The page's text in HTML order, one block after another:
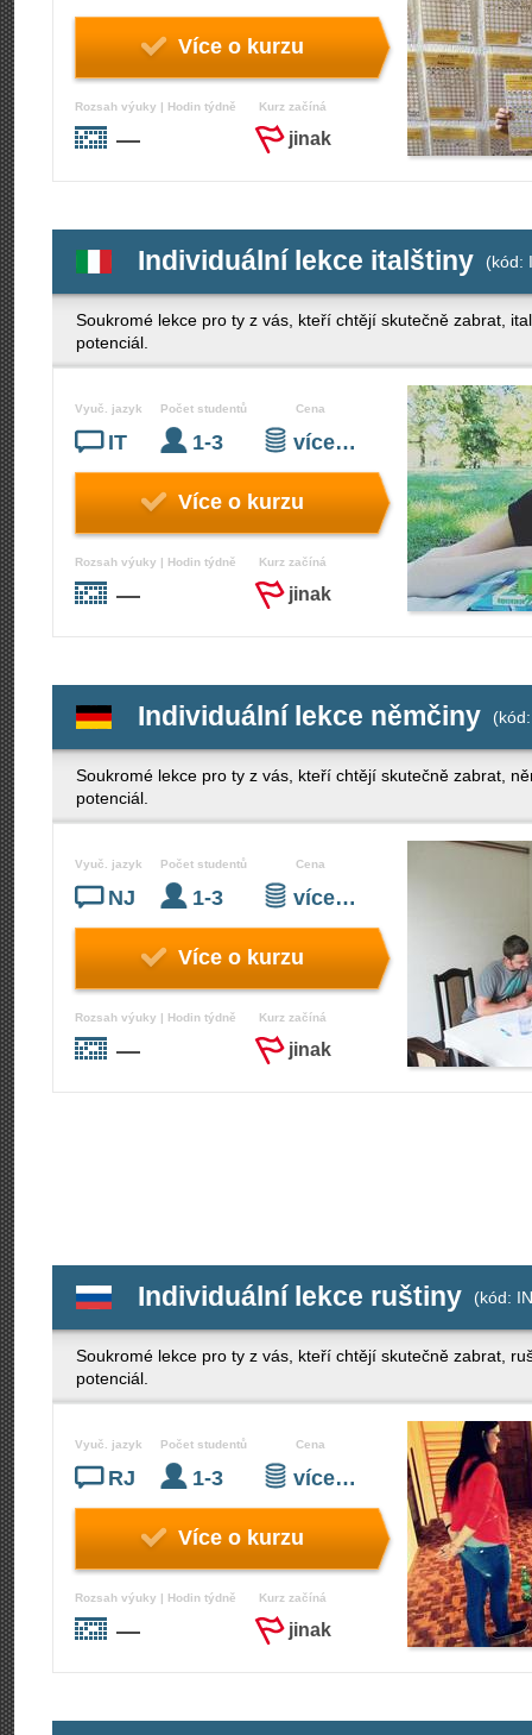
Více o kurzu
Rozsah výuky | Hodin týdně
—
Kurz začíná
jinak
Individuální lekce italštiny (kód:
Soukromé lekce pro ty z vás, kteří chtějí skutečně zabrat,
potenciál.
Vyuč. jazyk
IT
Počet studentů
1-3
Cena
více…
Více o kurzu
Rozsah výuky | Hodin týdně
—
Kurz začíná
jinak
Individuální lekce němčiny
Soukromé lekce pro ty z vás, kteří chtějí skutečně zabrat,
potenciál.
Vyuč. jazyk
NJ
Počet studentů
1-3
Cena
více…
Více o kurzu
Rozsah výuky | Hodin týdně
—
Kurz začíná
jinak
Individuální lekce ruštiny (kód:
Soukromé lekce pro ty z vás, kteří chtějí skutečně zabrat,
potenciál.
Vyuč. jazyk
RJ
Počet studentů
1-3
Cena
více…
Více o kurzu
Rozsah výuky | Hodin týdně
—
Kurz začíná
jinak